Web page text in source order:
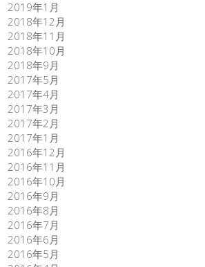
2019年1月
2018年12月
2018年11月
2018年10月
2018年9月
2017年5月
2017年4月
2017年3月
2017年2月
2017年1月
2016年12月
2016年11月
2016年10月
2016年9月
2016年8月
2016年7月
2016年6月
2016年5月